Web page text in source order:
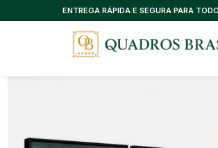
CONSULTORIA EXCLUSIVA, SEM
ENTREGA RÁPIDA E SEGURA PARA